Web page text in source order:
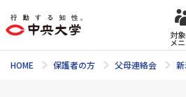
対
メ
HOME 保護者の方 父母連絡会